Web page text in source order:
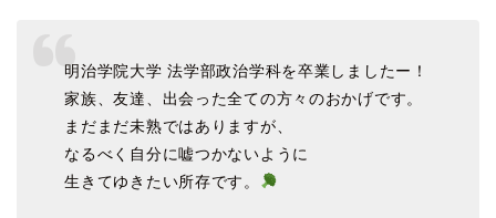
明治学院大学 法学部政治学科を卒業しましたー！
家族、友達、出会った全ての方々のおかげです。
まだまだ未熟ではありますが、
なるべく自分に嘘つかないように
生きてゆきたい所存です。